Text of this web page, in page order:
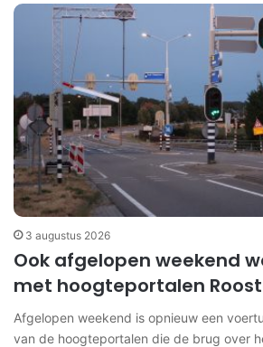
3 augustus 2026
Ook afgelopen weekend
met hoogteportalen
Afgelopen weekend is opnieuw een
van de hoogteportalen die de brug over